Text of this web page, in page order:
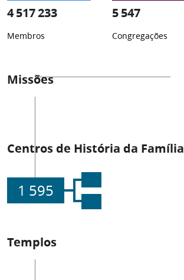
4 517 233
Membros
5 547
Congregações
Missões
Centros de História da Família
1 595
Templos